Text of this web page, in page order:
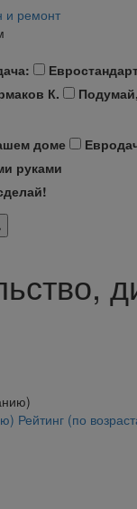
и ремонт
К.
доме
руками
Рейтинг (по